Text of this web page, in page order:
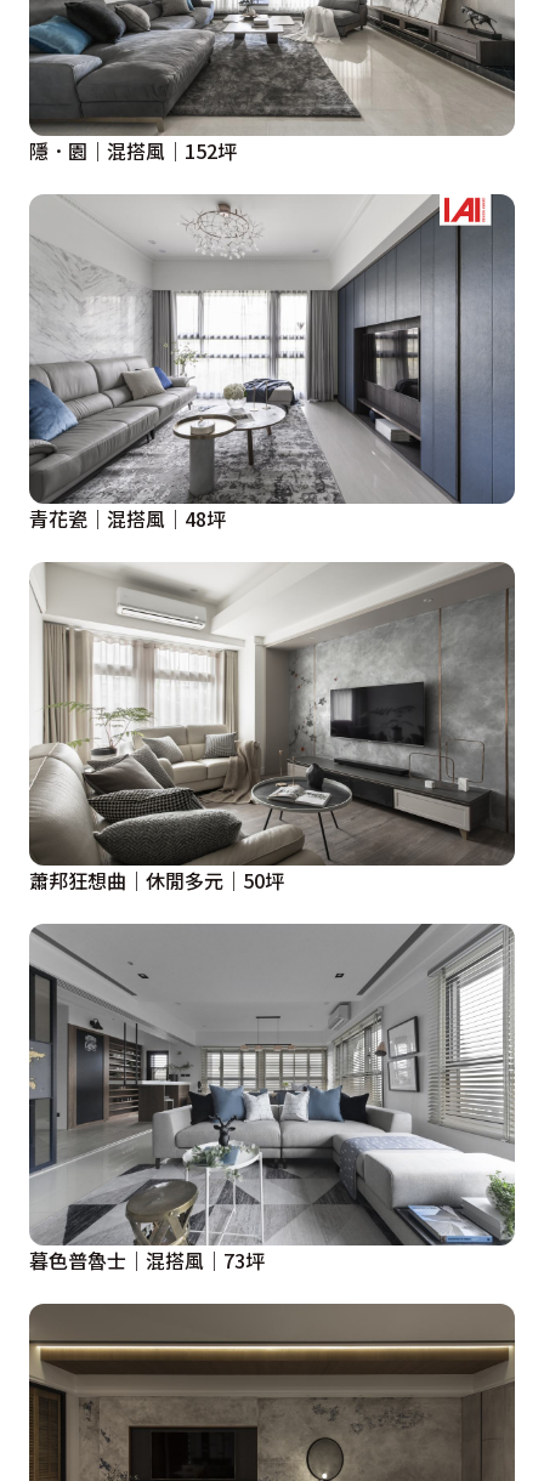
隱．園｜混搭風｜152坪
青花瓷｜混搭風｜48坪
蕭邦狂想曲｜休閒多元｜50坪
暮色普魯士｜混搭風｜73坪